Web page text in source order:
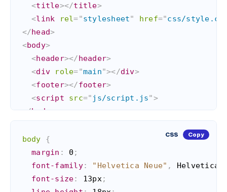
<title></title>
<link rel="stylesheet" href="css/
</head>
<body>
<header></header>
<div role="main"></div>
<footer></footer>
<script src=" js/script.js">
</body>
body
{
margin : 0 ;
font-family: "Helvetica Neue" , Helvetica
font-size: 13px;
CSS Copy